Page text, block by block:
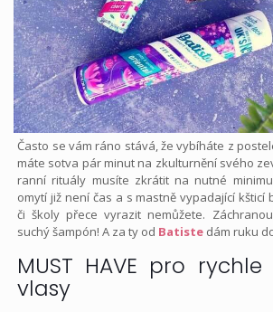
Často se vám ráno stává, že vybíháte z
máte sotva pár minut na zkulturnění svého
ranní rituály musíte zkrátit na nutné
omytí již není čas a s mastně vypadající kšticí
či školy přece vyrazit nemůžete.
suchý šampón! A za ty od Batiste dám ruku
MUST HAVE pro
vlasy